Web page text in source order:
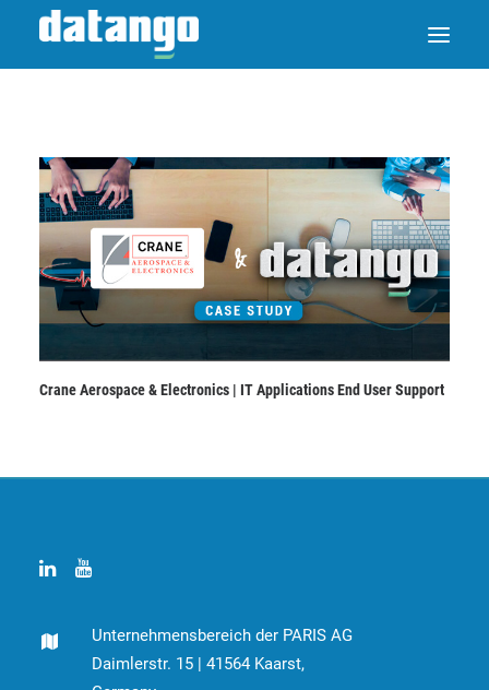
Crane Aerospace & Electronics | IT Applications End User Support
Unternehmensbereich der PARIS AG
Daimlerstr. 15 | 41564 Kaarst,